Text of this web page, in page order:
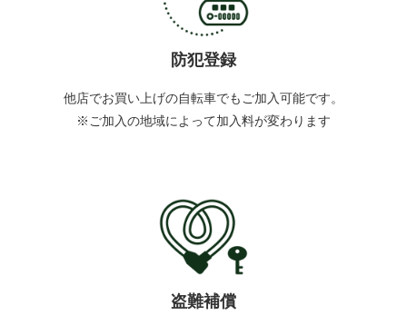
防犯登録
他店でお買い上げの自転車でもご加入可能です。
※ご加入の地域によって加入料が変わります
盗難補償